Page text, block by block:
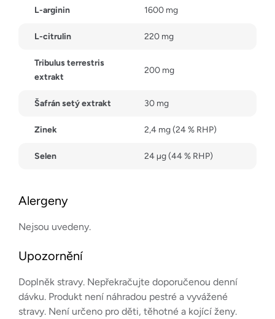
L-arginin 1600 mg
L-citrulin 220 mg
Tribulus terrestris
extrakt
200 mg
Šafrán setý extrakt 30 mg
Zinek 2,4 mg (24 % RHP)
Selen 24 µg (44 % RHP)
Alergeny
Nejsou uvedeny.
Upozornění
Doplněk stravy. Nepřekračujte doporučenou denní
dávku. Produkt není náhradou pestré a vyvážené
stravy. Není určeno pro děti, těhotné a kojící ženy.